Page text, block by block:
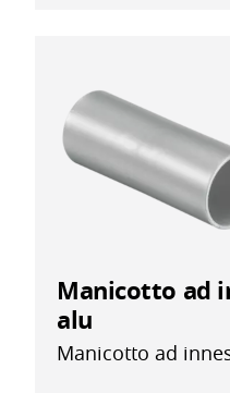
Manicotto ad
alu
Manicotto ad